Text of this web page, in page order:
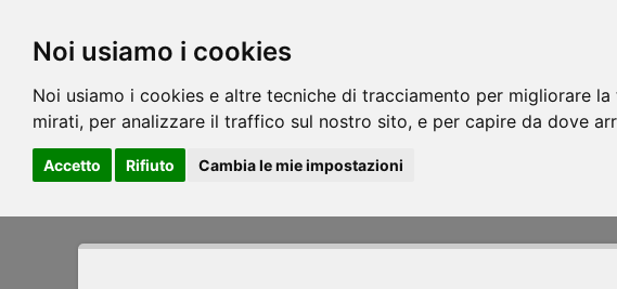
Noi usiamo i cookies
Noi usiamo i cookies e altre tecniche di tracciamento per migliorare
mirati, per analizzare il traffico sul nostro sito, e per capire da dove
Accetto Rifiuto Cambia le mie impostazioni